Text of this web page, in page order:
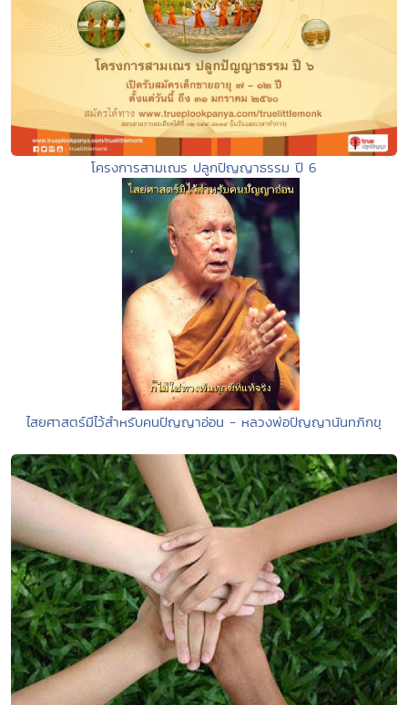
โครงการสามเณร ปลูกปัญญาธรรม ปี 6
ไสยศาสตร์มีไว้สำหรับคนปัญญาอ่อน - หลวงพ่อปัญญานันทภิกขุ